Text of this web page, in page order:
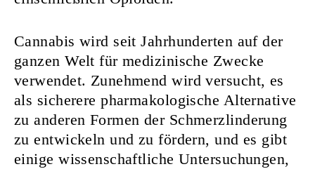
Cannabis wird seit Jahrhunderten auf der
ganzen Welt für medizinische Zwecke
verwendet. Zunehmend wird versucht, es
als sicherere pharmakologische Alternative
zu anderen Formen der Schmerzlinderung
zu entwickeln und zu fördern, und es gibt
einige wissenschaftliche Untersuchungen,